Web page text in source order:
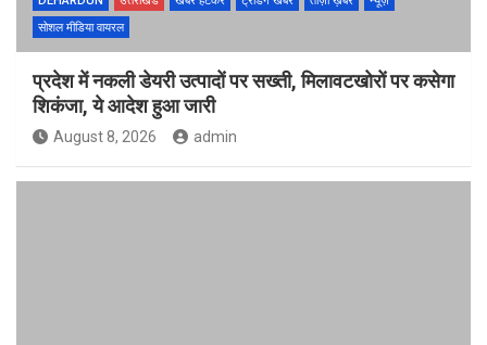
सोशल मीडिया वायरल
प्रदेश में नकली डेयरी उत्पादों पर सख्ती, मिलावटखोरों पर कसेगा
शिकंजा, ये आदेश हुआ जारी
August 8, 2026 admin